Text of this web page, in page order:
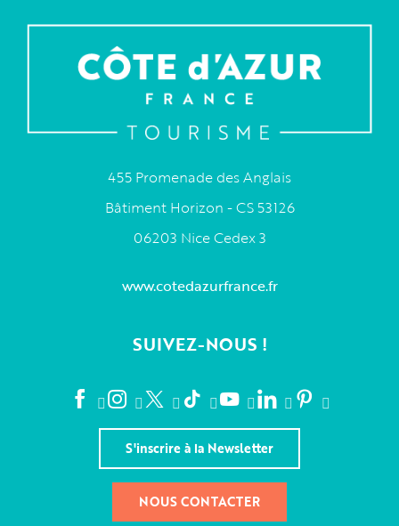
455 Promenade des Anglais
Bâtiment Horizon - CS 53126
06203 Nice Cedex 3
www.cotedazurfrance.fr
SUIVEZ-NOUS !
S'inscrire à la Newsletter
NOUS CONTACTER